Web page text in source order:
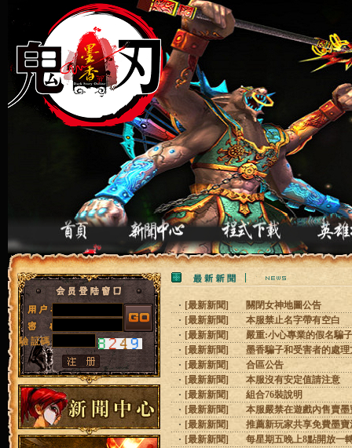
驗 証碼
[最新新聞]
關閉女神地圖公告
[最新新聞]
本服禁止名字帶有空白
[最新新聞]
嚴重:小心專業的假名騙子
[最新新聞]
墨香騙子和受害者的處理
[最新新聞]
合區公告
[最新新聞]
本服沒有安定值請注意
[最新新聞]
組合76裝說明
[最新新聞]
本服嚴禁在遊戲內售賣墨
[最新新聞]
推薦新玩家共享免費墨寶
[最新新聞] 每星期五晚上8點開放一